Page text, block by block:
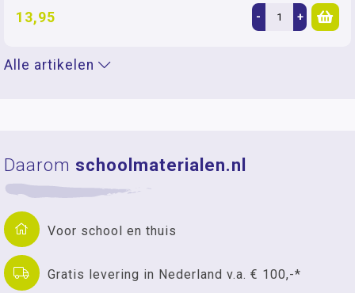
13,95 - +
Alle artikelen
Daarom schoolmaterialen.nl
Voor school en thuis
Gratis levering in Nederland v.a. € 100,-*